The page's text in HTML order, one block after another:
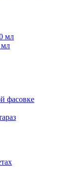
мл
мл
фасовке